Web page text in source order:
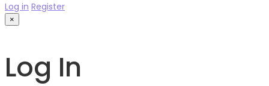
Log in Register
×
Log In